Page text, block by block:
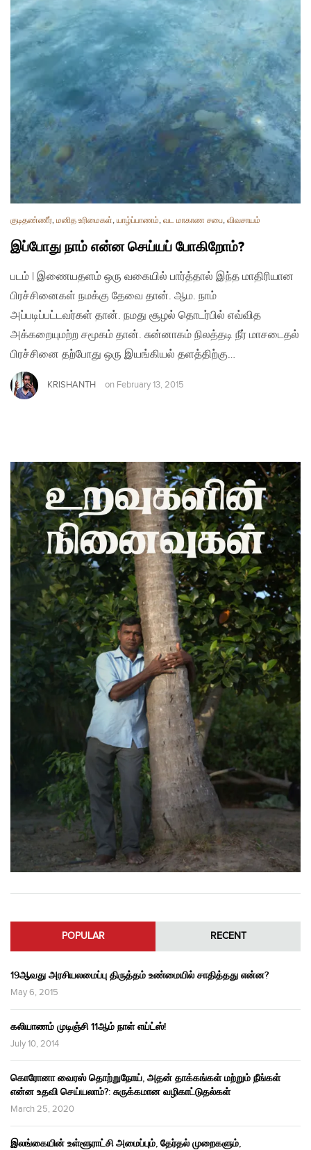
குடிதண்ணீர், மனித உரிமைகள், யாழ்ப்பாணம், வட மாகாண சபை, விவசாயம்
இப்போது நாம் என்ன செய்யப் போகிறோம்?
படம் | இணையதளம் ஒரு வகையில் பார்த்தால் இந்த மாதிரியான
பிரச்சினைகள் நமக்கு தேவை தான். ஆம. நாம்
அப்படிப்பட்டவர்கள் தான். நமது சூழல் தொடர்பில் எவ்வித
அக்கறையுமற்ற சமூகம் தான். சுன்னாகம் நிலத்தடி நீர் மாசடைதல்
பிரச்சினை தற்போது ஒரு இயங்கியல் தளத்திற்கு…
KRISHANTH on February 13, 2015
POPULAR RECENT
19ஆவது அரசியலமைப்பு திருத்தம் உண்மையில் சாதித்தது என்ன?
May 6, 2015
கலியாணம் முடிஞ்சி 11ஆம் நாள் எய்ட்ஸ்!
July 10, 2014
கொரோனா வைரஸ் தொற்றுநோய், அதன் தாக்கங்கள் மற்றும் நீங்கள்
என்ன உதவி செய்யலாம்?: சுருக்கமான வழிகாட்டுதல்கள்
March 25, 2020
இலங்கையின் உள்ளூராட்சி அமைப்பும், தேர்தல் முறைகளும்,